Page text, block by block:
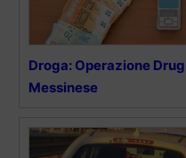
Droga: Operazione
Messinese